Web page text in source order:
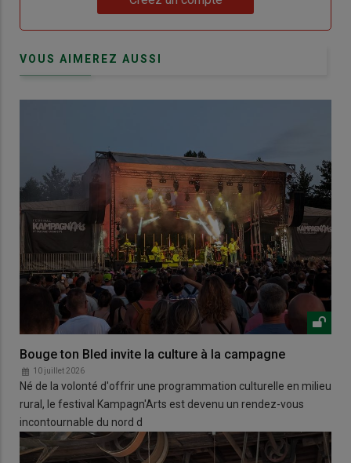
VOUS AIMEREZ AUSSI
Bouge ton Bled invite la culture à la campagne
10 juillet 2026
Né de la volonté d'offrir une programmation culturelle en milieu
rural, le festival Kampagn'Arts est devenu un rendez-vous
incontournable du nord d